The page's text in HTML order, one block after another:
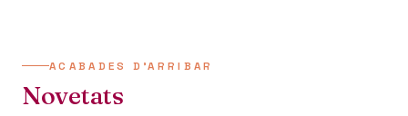
ACABADES D'ARRIBAR
Novetats